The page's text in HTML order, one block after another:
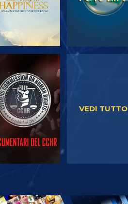
GUARDA
ESPLORA LE
VEDI TUTTO